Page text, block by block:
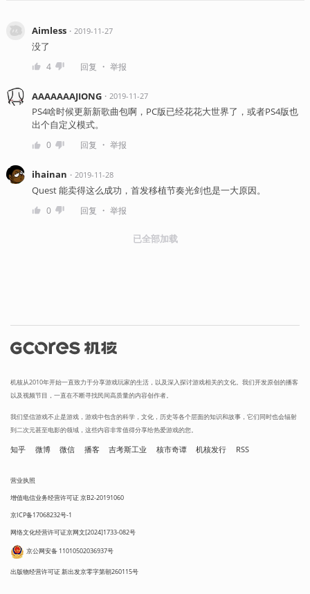
Aimless・ 2019-11-27
没了
4 回复 ・ 举报
AAAAAAAJIONG・ 2019-11-27
PS4啥时候更新新歌曲包啊，PC版已经花花大世界了，或者PS4版也
出个自定义模式。
0 回复 ・ 举报
ihainan ・ 2019-11-28
Quest 能卖得这么成功，首发移植节奏光剑也是一大原因。
0 回复 ・ 举报
已全部加载
机核从2010年开始一直致力于分享游戏玩家的生活，以及深入探讨游戏相关的文化。我们开发原创的播客
以及视频节目，一直在不断寻找民间高质量的内容创作者。
我们坚信游戏不止是游戏，游戏中包含的科学，文化，历史等各个层面的知识和故事，它们同时也会辐射
到二次元甚至电影的领域，这些内容非常值得分享给热爱游戏的您。
知乎 微博 微信 播客 吉考斯工业 核市奇谭 机核发行 RSS
营业执照
增值电信业务经营许可证 京B2-20191060
京ICP备17068232号-1
网络文化经营许可证京网文[2024]1733-082号
京公网安备 11010502036937号
出版物经营许可证 新出发京零字第朝260115号